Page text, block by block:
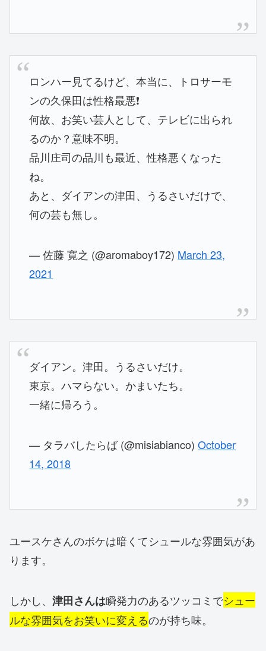
ロンハー見てるけど、本当に、トロサーモ
ンの久保田は性格最悪❗
何故、お笑い芸人として、テレビに出られ
るのか？意味不明。
品川庄司の品川も最近、性格悪くなった
ね。
あと、ダイアンの津田、うるさいだけで、
何の芸も無し。
— 佐藤 寛之 (@aromaboy172) March 23,
2021
ダイアン。津田。うるさいだけ。
東京。ハマらない。かまいたち。
一緒に帰ろう。
— タラバしたらば (@misiabianco)October
14, 2018
ユースケさんのボケは暗くてシュールな雰囲気があ
ります。
しかし、 津田さんは瞬発力のあるツッコミでシュー
ルな雰囲気をお笑いに変えるのが持ち味。